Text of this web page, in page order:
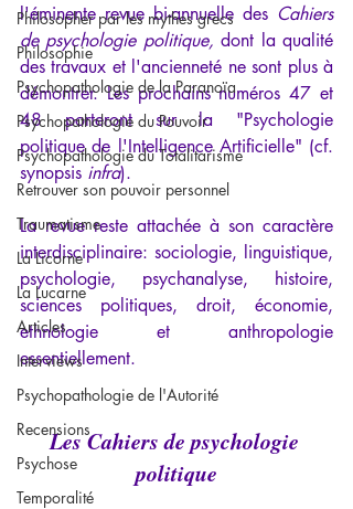
Philosopher par les mythes grecs
Philosophie
Psychopathologie de la Paranoïa
Psychopathologie du Pouvoir
Psychopathologie du Totalitarisme
Retrouver son pouvoir personnel
Traumatisme
La Licorne
La Lucarne
Articles
Interviews
Psychopathologie de l'Autorité
Recensions
Psychose
Temporalité
l'éminente revue bi-annuelle des Cahiers
de psychologie politique, dont la qualité
des travaux et l'ancienneté ne sont plus à
démontrer. Les prochains numéros 47 et
48 porteront sur la "Psychologie
politique de l'Intelligence Artificielle" (cf.
synopsis infra).
La revue reste attachée à son caractère
interdisciplinaire: sociologie, linguistique,
psychologie, psychanalyse, histoire,
sciences politiques, droit, économie,
ethnologie et anthropologie
essentiellement.
Les Cahiers de psychologie
politique